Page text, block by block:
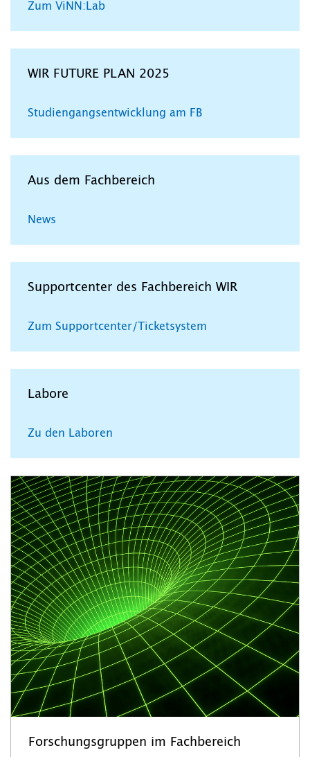
Zum ViNN:Lab
WIR FUTURE PLAN 2025
Studiengangsentwicklung am FB
Aus dem Fachbereich
News
Supportcenter des Fachbereich WIR
Zum Supportcenter/Ticketsystem
Labore
Zu den Laboren
Forschungsgruppen im Fachbereich